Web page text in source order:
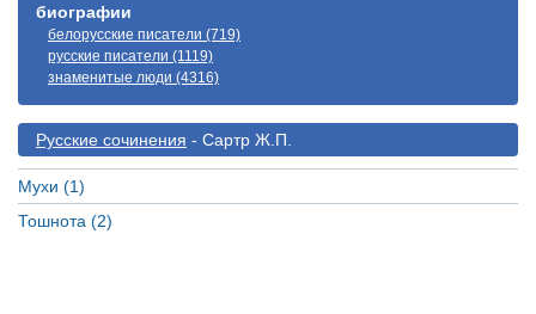
биографии
белорусские писатели (719)
русские писатели (1119)
знаменитые люди (4316)
Русские сочинения - Сартр Ж.П.
Мухи (1)
Тошнота (2)